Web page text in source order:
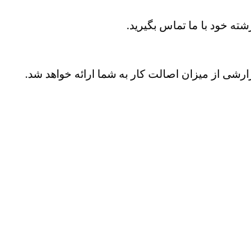
خود با ما تماس بگیرید.
از میزان اصالت کار به شما ارائه خواهد شد.